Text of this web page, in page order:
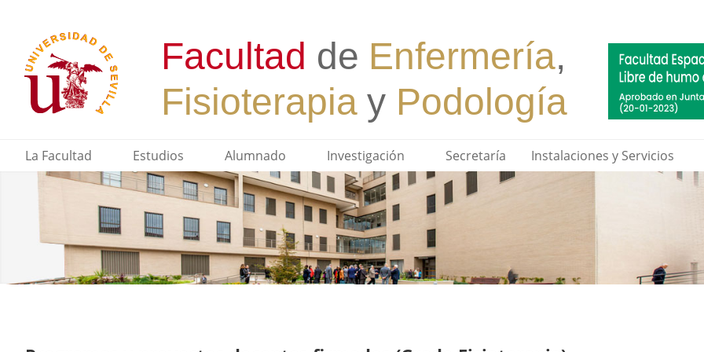
La Facultad Estudios Alumnado Investigación Secretaría Instalaciones y Servicios